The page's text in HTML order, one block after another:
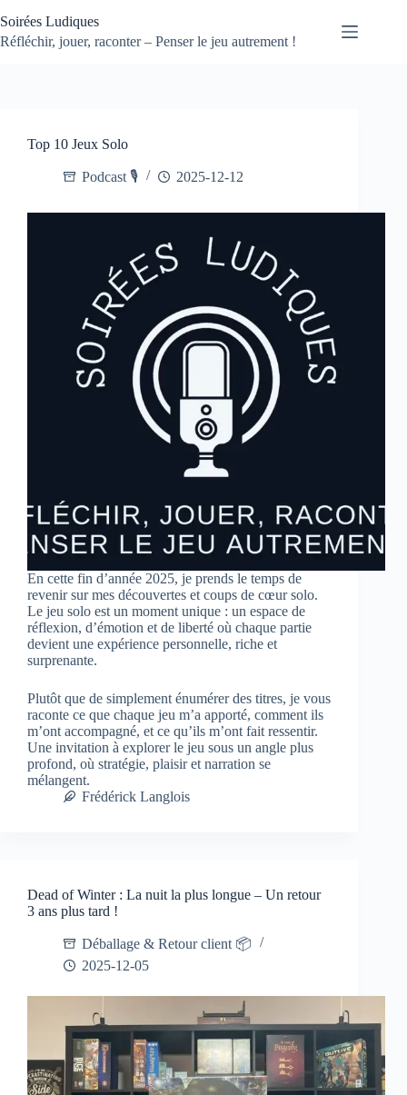
au
contenu
Soirées Ludiques
Réfléchir, jouer, raconter – Penser le jeu autrement !
Top 10 Jeux Solo
Podcast 🎙️ 2025-12-12
En cette fin d’année 2025, je prends le temps de
revenir sur mes découvertes et coups de cœur solo.
Le jeu solo est un moment unique : un espace de
réflexion, d’émotion et de liberté où chaque partie
devient une expérience personnelle, riche et
surprenante.
Plutôt que de simplement énumérer des titres, je vous
raconte ce que chaque jeu m’a apporté, comment ils
m’ont accompagné, et ce qu’ils m’ont fait ressentir.
Une invitation à explorer le jeu sous un angle plus
profond, où stratégie, plaisir et narration se
mélangent.
Frédérick Langlois
Dead of Winter : La nuit la plus longue – Un retour
3 ans plus tard !
Déballage & Retour client 📦
2025-12-05